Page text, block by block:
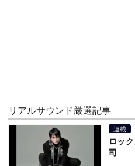
リアルサウンド厳選記事
連載
ロッ
司